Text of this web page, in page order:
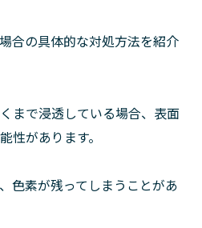
合の具体的な対処方法を紹介
まで浸透している場合、表面
性があります。
色素が残ってしまうことがあ